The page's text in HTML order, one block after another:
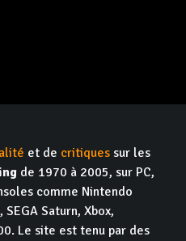
et de critiques sur les
de 1970 à 2005, sur PC,
comme Nintendo
Saturn, Xbox,
Le site est tenu par des